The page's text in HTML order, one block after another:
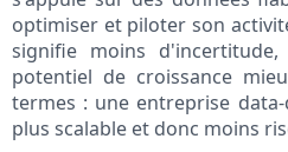
optimiser et piloter son
signifie moins
potentiel de croissance
termes : une entreprise
plus scalable et donc moins